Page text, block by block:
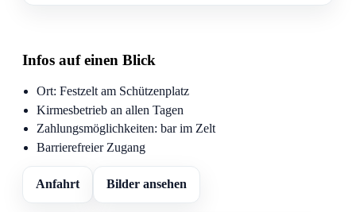
Infos auf einen Blick
Ort: Festzelt am Schützenplatz
Kirmesbetrieb an allen Tagen
Zahlungsmöglichkeiten: bar im Zelt
Barrierefreier Zugang
Anfahrt Bilder ansehen